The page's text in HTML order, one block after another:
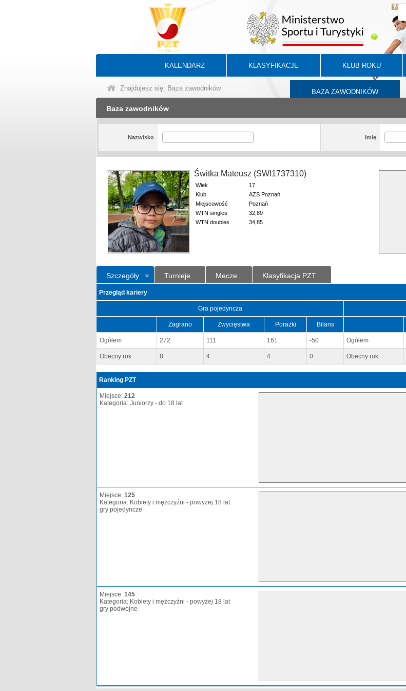
KALENDARZ KLASYFIKACJE KLUB ROKU
BAZA ZAWODNIKÓW
Znajdujesz się: Baza zawodników
Baza zawodników
Nazwisko Imię
Świtka Mateusz (SWI1737310)
Wiek
17
Klub
AZS Poznań
Miejscowość
Poznań
WTN singles
32,89
WTN doubles
34,85
Szczegóły Turnieje Mecze Klasyfikacja PZT
Przegląd kariery
Gra pojedyncza
Zagrano Zwycięstwa Porażki Bilans
Ogółem 272 111 161 -50 Ogółem
Obecny rok 8 4 4 0 Obecny rok
Ranking PZT
Miejsce: 212
Kategoria: Juniorzy - do 18 lat
Miejsce: 125
Kategoria: Kobiety i mężczyźni - powyżej 18 lat
gry pojedyncze
Miejsce: 145
Kategoria: Kobiety i mężczyźni - powyżej 18 lat
gry podwójne